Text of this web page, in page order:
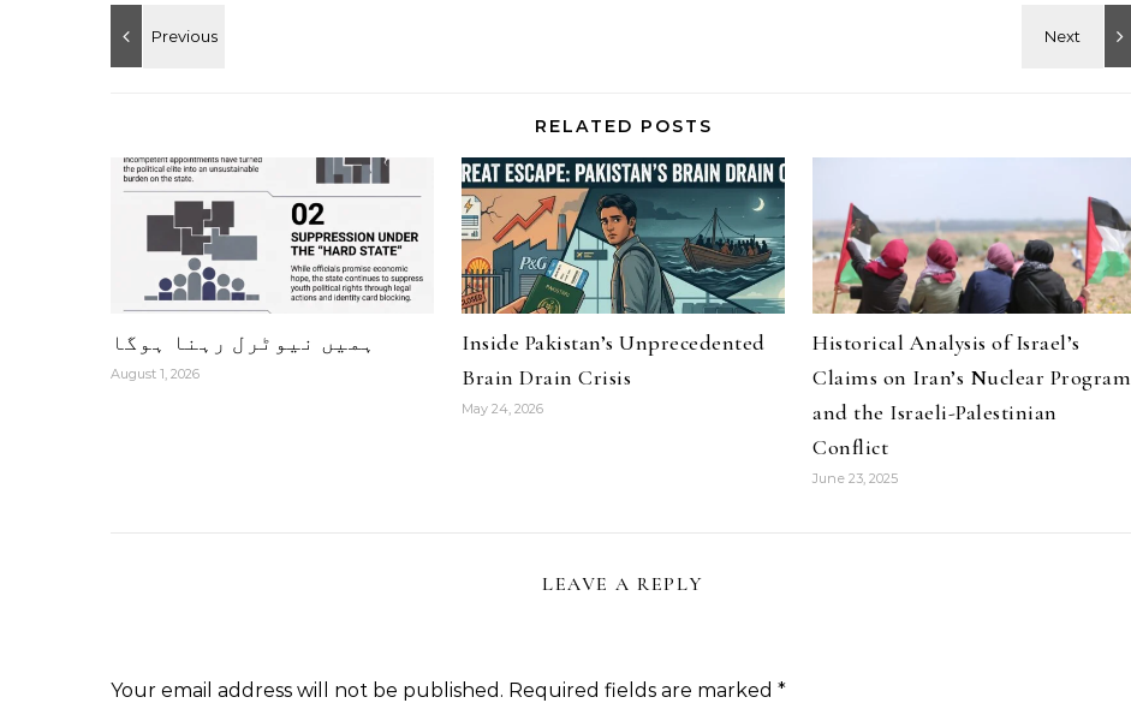
RELATED POSTS
ہمیں نیوٹرل رہنا ہوگا
August 1, 2026
Inside Pakistan’s Unprecedented
Brain Drain Crisis
May 24, 2026
Historical Analysis of Israel’s
Claims on Iran’s Nuclear Program
and the Israeli-Palestinian
Conflict
June 23, 2025
LEAVE A REPLY
Your email address will not be published. Required fields are marked *